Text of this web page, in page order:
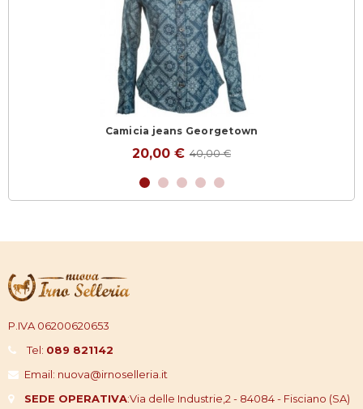
Camicia jeans Georgetown
20,00 € 40,00 €
P.IVA 06200620653
Tel: 089 821142
Email: nuova@irnoselleria.it
SEDE OPERATIVA:Via delle Industrie,2 - 84084 - Fisciano (SA)